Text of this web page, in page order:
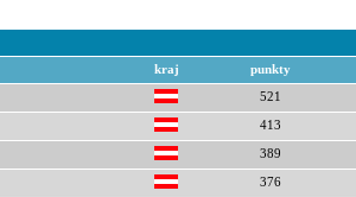
kraj punkty
521
413
389
376